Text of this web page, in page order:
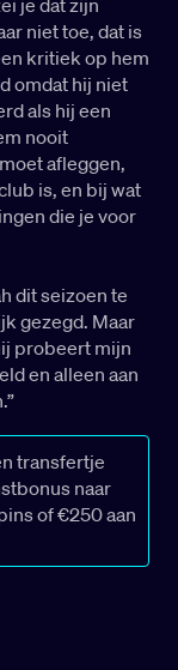
je dat zijn
niet toe, dat is
kritiek op hem
omdat hij niet
als hij een
nooit
afleggen,
is, en bij wat
die je voor
dit seizoen te
gezegd. Maar
probeert mijn
en alleen aan
transfertje
naar
of €250 aan